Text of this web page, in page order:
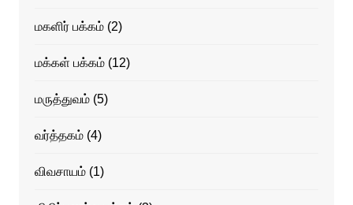
மகளிர் பக்கம்(2)
மக்கள் பக்கம்(12)
மருத்துவம்(5)
வர்த்தகம்(4)
விவசாயம்(1)